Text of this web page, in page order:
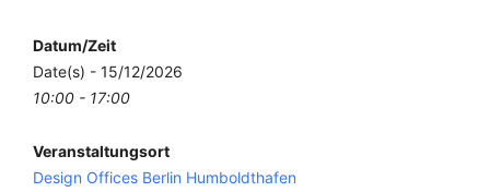
Datum/Zeit
Date(s) - 15/12/2026
10:00 - 17:00
Veranstaltungsort
Design Offices Berlin Humboldthafen